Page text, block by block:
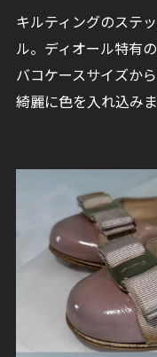
キルティングのステ
ル。ディオール特有
バコケースサイズか
綺麗に色を入れ込みま